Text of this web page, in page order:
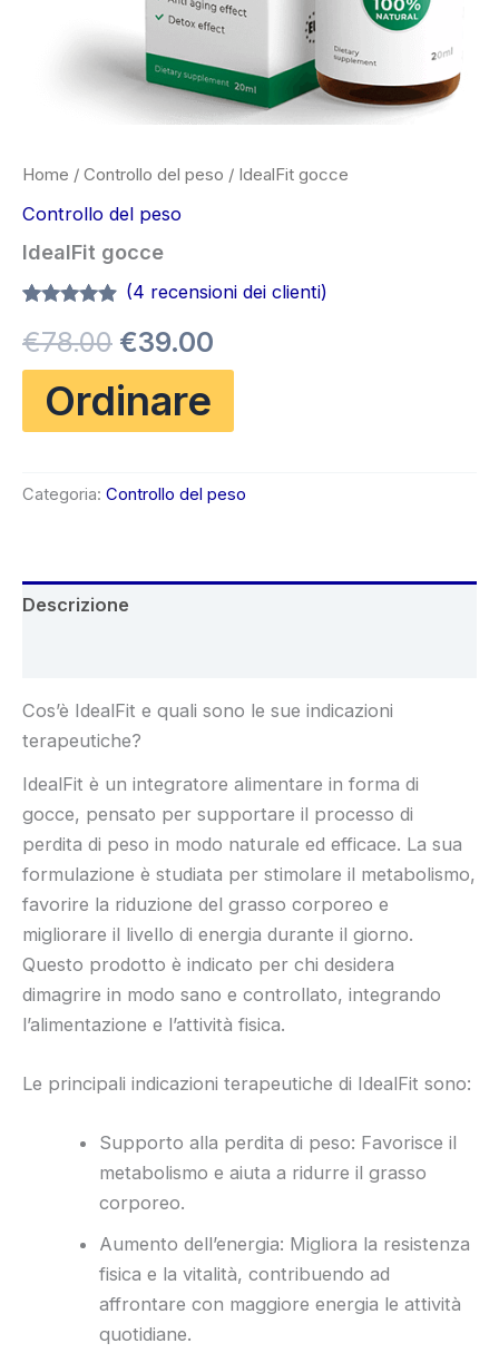
Home / Controllo del peso / IdealFit gocce
Controllo del peso
IdealFit gocce
su 5 su
base di
recensioni
(4 recensioni dei clienti)
€78.00 Il
prezzo
originale
€39.00
attuale
Ordinare
Categoria: Controllo del peso
Descrizione
Cos’è IdealFit e quali sono le sue indicazioni
terapeutiche?
IdealFit è un integratore alimentare in forma di
gocce, pensato per supportare il processo di
perdita di peso in modo naturale ed efficace. La sua
formulazione è studiata per stimolare il metabolismo,
favorire la riduzione del grasso corporeo e
migliorare il livello di energia durante il giorno.
Questo prodotto è indicato per chi desidera
dimagrire in modo sano e controllato, integrando
l’alimentazione e l’attività fisica.
Le principali indicazioni terapeutiche di IdealFit sono:
Supporto alla perdita di peso: Favorisce il
metabolismo e aiuta a ridurre il grasso
corporeo.
Aumento dell’energia: Migliora la resistenza
fisica e la vitalità, contribuendo ad
affrontare con maggiore energia le attività
quotidiane.